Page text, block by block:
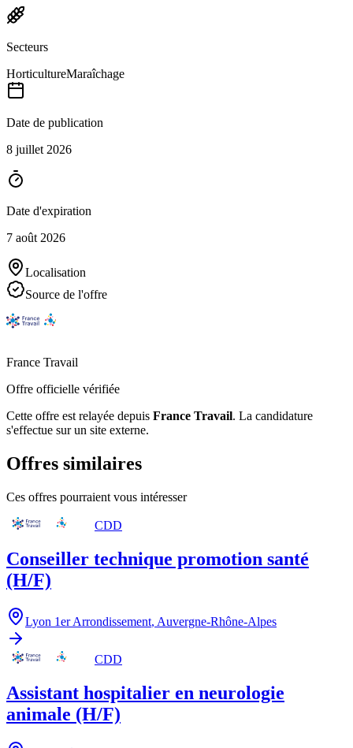
Secteurs
HorticultureMaraîchage
Date de publication
8 juillet 2026
Date d'expiration
7 août 2026
Localisation
Source de l'offre
France Travail
Offre officielle vérifiée
Cette offre est relayée depuis France Travail. La candidature
s'effectue sur un site externe.
Offres similaires
Ces offres pourraient vous intéresser
CDD
Conseiller technique promotion santé
(H/F)
Lyon 1er Arrondissement, Auvergne-Rhône-Alpes
CDD
Assistant hospitalier en neurologie
animale (H/F)